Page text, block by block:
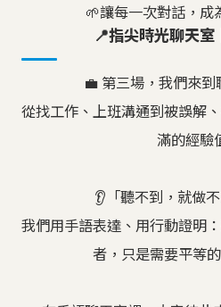
🌱讓每一次對話，成
📍指尖時光聊天
💼 第三場，我們來到
從找工作、上班溝通到被誤解
滿的經驗
👂「聽不到，就做
我們用手語表達、用行動證明
者，只是需要平等